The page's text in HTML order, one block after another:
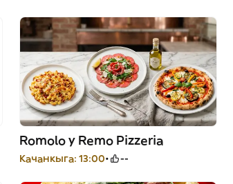
Romolo y Remo Pizzeria
Качанкыга: 13:00 --